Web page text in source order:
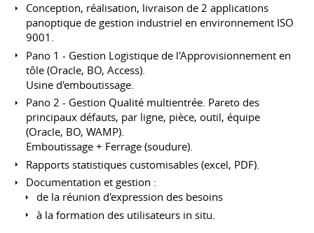
Conception, réalisation, livraison de 2 applications
panoptique de gestion industriel en environnement ISO
9001.
Pano 1 - Gestion Logistique de l'Approvisionnement en
tôle (Oracle, BO, Access).
Usine d'emboutissage.
Pano 2 - Gestion Qualité multientrée. Pareto des
principaux défauts, par ligne, pièce, outil, équipe
(Oracle, BO, WAMP).
Emboutissage + Ferrage (soudure).
Rapports statistiques customisables (excel, PDF).
Documentation et gestion :
de la réunion d'expression des besoins
à la formation des utilisateurs in situ.